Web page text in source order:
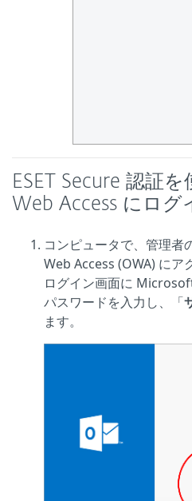
ESET Secure 認証
Web Access にログ
コンピュータで、管理
Web Access (OWA) に
ログイン画面に
パスワードを入力し、「
ます。